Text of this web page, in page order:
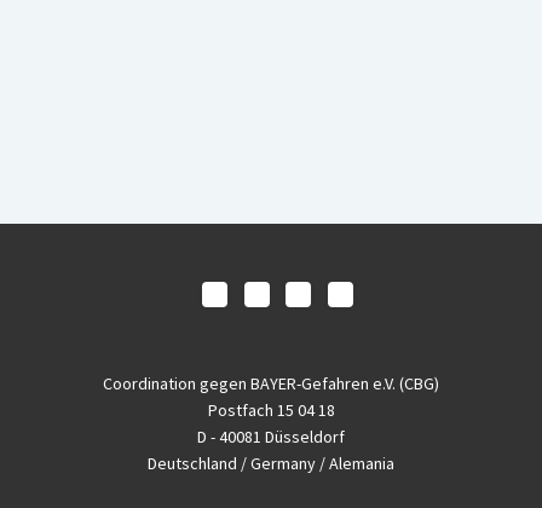
Coordination gegen BAYER-Gefahren e.V. (CBG)
Postfach 15 04 18
D - 40081 Düsseldorf
Deutschland / Germany / Alemania